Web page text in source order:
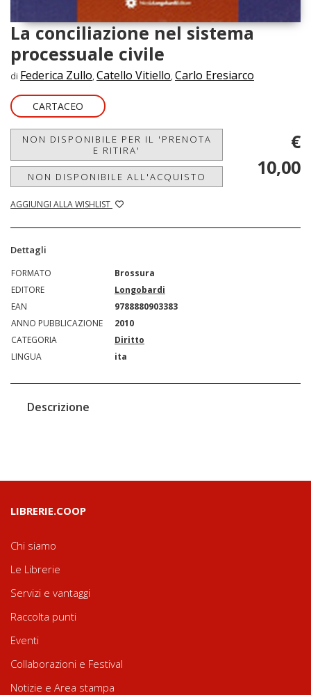
La conciliazione nel sistema
processuale civile
di Federica Zullo, Catello Vitiello, Carlo Eresiarco
CARTACEO
NON DISPONIBILE PER IL 'PRENOTA
E RITIRA'
NON DISPONIBILE ALL'ACQUISTO
AGGIUNGI ALLA WISHLIST
€
10,00
Dettagli
FORMATO
Brossura
EDITORE
Longobardi
EAN
9788880903383
ANNO PUBBLICAZIONE
2010
CATEGORIA
Diritto
LINGUA
ita
Descrizione
LIBRERIE.COOP
Chi siamo
Le Librerie
Servizi e vantaggi
Raccolta punti
Eventi
Collaborazioni e Festival
Notizie e Area stampa